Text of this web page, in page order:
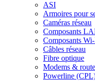
ASI
Armoires pour
Caméras réseau
Composants
Composants
Câbles réseau
Fibre optique
Modems &
Powerline